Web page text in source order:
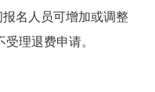
名人员可增加或调整
理退费申请。